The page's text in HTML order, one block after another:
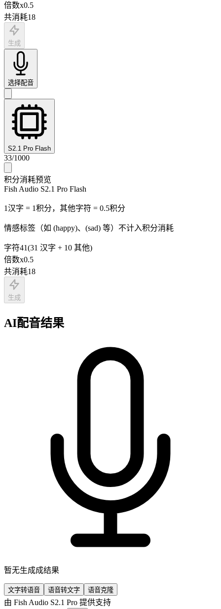
倍数x0.5
共消耗18
生成
选择配音
S2.1 Pro Flash
33/1000
积分消耗预览
Fish Audio S2.1 Pro Flash
1汉字 = 1积分，其他字符 = 0.5积分
情感标签（如 (happy)、(sad) 等）不计入积分消耗
字符41(31 汉字 + 10 其他)
倍数x0.5
共消耗18
生成
AI配音结果
暂无生成成结果
文字转语音 语音转文字 语音克隆
由 Fish Audio S2.1 Pro 提供支持